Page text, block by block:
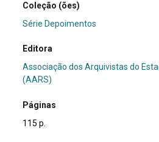
Coleção (ões)
Série Depoimentos
Editora
Associação dos Arquivistas do
(AARS)
Páginas
115 p.